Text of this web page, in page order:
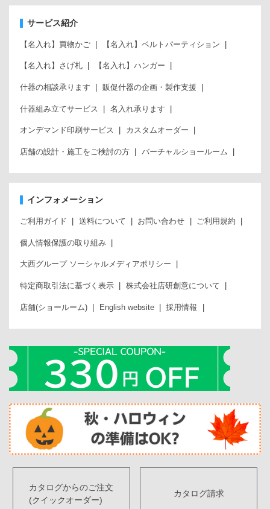
サービス紹介
【名入れ】買物かご 【名入れ】ベルトパーティション
【名入れ】さげ札 【名入れ】ハンガー
什器の相談承ります 販促什器の企画・製作支援
什器組み立てサービス 名入れ承ります
オンデマンド印刷サービス カスタムオーダー
店舗の設計・施工をご検討の方 バーチャルショールーム
インフォメーション
ご利用ガイド 送料について お問い合わせ ご利用規約
個人情報保護の取り組み
大西グループ ソーシャルメディアポリシー
特定商取引法に基づく表示 株式会社店研創意について
店舗(ショールーム) English website 採用情報
カタログからのご注文
(クイックオーダー)
カタログ請求